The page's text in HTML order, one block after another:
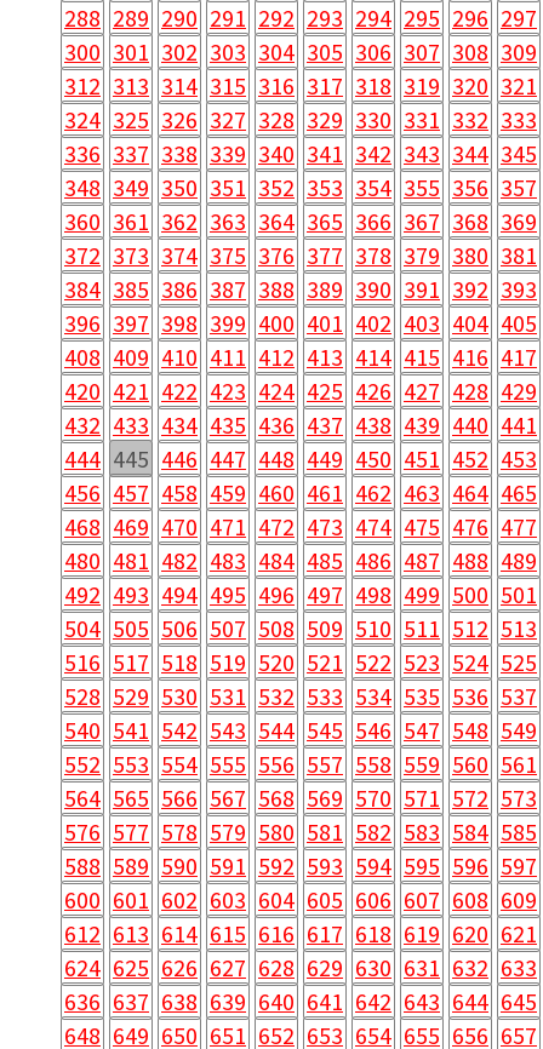
288 289 290 291 292 293 294 295 296 297
300 301 302 303 304 305 306 307 308 309
312 313 314 315 316 317 318 319 320 321
324 325 326 327 328 329 330 331 332 333
336 337 338 339 340 341 342 343 344 345
348 349 350 351 352 353 354 355 356 357
360 361 362 363 364 365 366 367 368 369
372 373 374 375 376 377 378 379 380 381
384 385 386 387 388 389 390 391 392 393
396 397 398 399 400 401 402 403 404 405
408 409 410 411 412 413 414 415 416 417
420 421 422 423 424 425 426 427 428 429
432 433 434 435 436 437 438 439 440 441
444 445 446 447 448 449 450 451 452 453
456 457 458 459 460 461 462 463 464 465
468 469 470 471 472 473 474 475 476 477
480 481 482 483 484 485 486 487 488 489
492 493 494 495 496 497 498 499 500 501
504 505 506 507 508 509 510 511 512 513
516 517 518 519 520 521 522 523 524 525
528 529 530 531 532 533 534 535 536 537
540 541 542 543 544 545 546 547 548 549
552 553 554 555 556 557 558 559 560 561
564 565 566 567 568 569 570 571 572 573
576 577 578 579 580 581 582 583 584 585
588 589 590 591 592 593 594 595 596 597
600 601 602 603 604 605 606 607 608 609
612 613 614 615 616 617 618 619 620 621
624 625 626 627 628 629 630 631 632 633
636 637 638 639 640 641 642 643 644 645
648 649 650 651 652 653 654 655 656 657